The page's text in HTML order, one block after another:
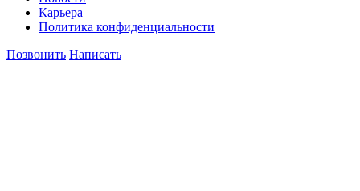
Карьера
Политика конфиденциальности
Позвонить Написать